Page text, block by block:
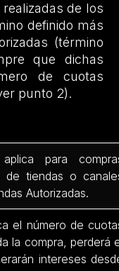
de los
definido más
(término
que dichas
de cuotas
punto 2).
para
de tiendas o
Autorizadas.
el número de
la compra, perderá
intereses